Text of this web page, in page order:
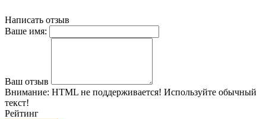
Написать отзыв
Ваше имя:
Ваш отзыв
Внимание: HTML не поддерживается! Используйте обычный
текст!
Рейтинг